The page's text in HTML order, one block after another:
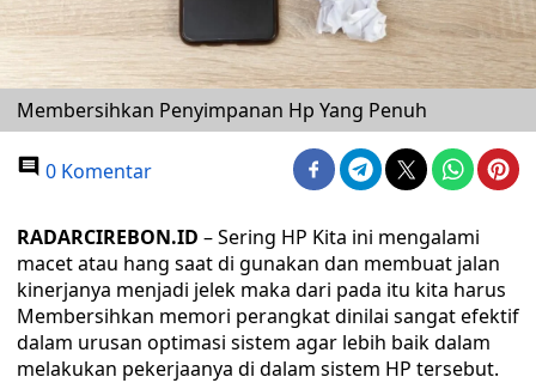
Membersihkan Penyimpanan Hp Yang Penuh
0 Komentar
RADARCIREBON.ID – Sering HP Kita ini mengalami
macet atau hang saat di gunakan dan membuat jalan
kinerjanya menjadi jelek maka dari pada itu kita harus
Membersihkan memori perangkat dinilai sangat efektif
dalam urusan optimasi sistem agar lebih baik dalam
melakukan pekerjaanya di dalam sistem HP tersebut.